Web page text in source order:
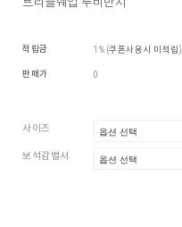
적립금 1% (쿠폰사용시 미적립)
판매가 0
사이즈
보석감별서